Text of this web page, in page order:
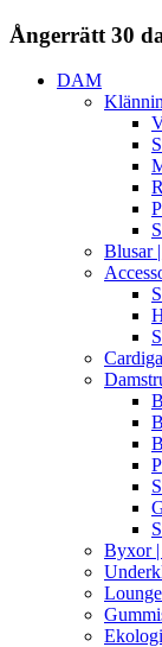
Ångerrätt 30
DAM
Blusar
Byxor |